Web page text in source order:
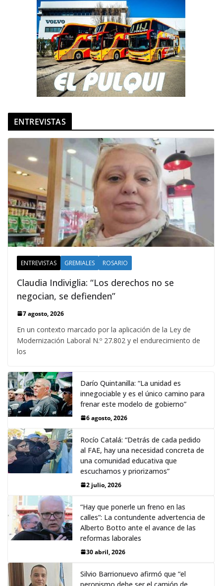
ENTREVISTAS
ENTREVISTAS GREMIALES ROSARIO
Claudia Indiviglia: “Los derechos no se
negocian, se defienden”
7 agosto, 2026
En un contexto marcado por la aplicación de la Ley de
Modernización Laboral N.º 27.802 y el endurecimiento de
los
Darío Quintanilla: “La unidad es
innegociable y es el único camino para
frenar este modelo de gobierno”
6 agosto, 2026
Rocío Catalá: “Detrás de cada pedido
al FAE, hay una necesidad concreta de
una comunidad educativa que
escuchamos y priorizamos”
2 julio, 2026
“Hay que ponerle un freno en las
calles”: La contundente advertencia de
Alberto Botto ante el avance de las
reformas laborales
30 abril, 2026
Silvio Barrionuevo afirmó que “el